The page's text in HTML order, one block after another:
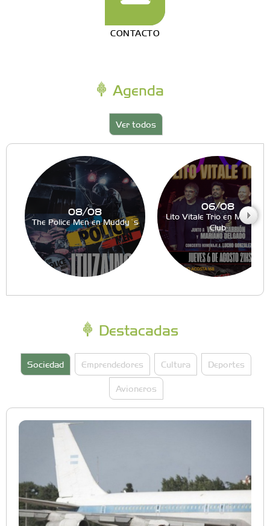
CONTACTO
Agenda
Ver todos
08/08
The Police Men en Muddy´s
06/08
Lito Vitale Trio en Muddy´s
Club
Destacadas
Sociedad Emprendedores Cultura Deportes
Avioneros